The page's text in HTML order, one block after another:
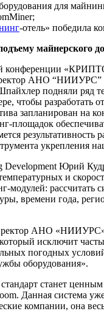
для
-отель» победила
майнерского
конференции
АНО “НИИУРС”
подняли ряд
чтобы разработать
запланирован на
площадок
результативность
укрепления
Development Юрий
и
рассчитать
времени года,
АНО
исключит
погодных
оборудования».
станет
Данная система
компании, она